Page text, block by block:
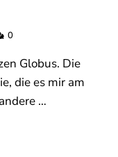
0
Globus. Die
die es mir am
…